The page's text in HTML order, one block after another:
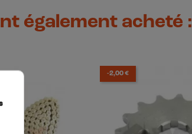
également acheté :
-2,00 €